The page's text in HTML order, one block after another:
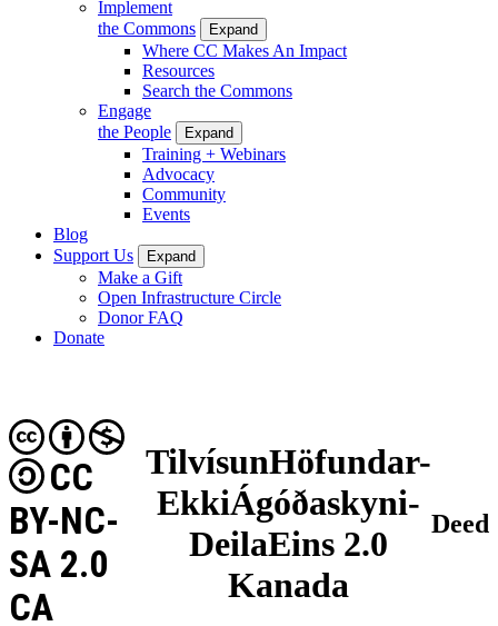
Implement
the Commons
Expand
Where CC Makes An Impact
Resources
Search the Commons
Engage
the People
Expand
Training + Webinars
Advocacy
Community
Events
Blog
Support Us
Expand
Make a Gift
Open Infrastructure Circle
Donor FAQ
Donate
TilvísunHöfundar-
EkkiÁgóðaskyni-
DeilaEins 2.0
Kanada
CC
BY-NC-
SA 2.0
CA
Deed